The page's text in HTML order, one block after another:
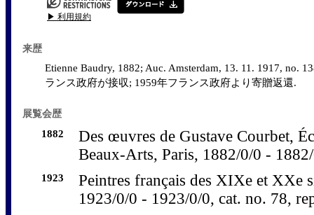
▶ 利用規約
来歴
Etienne Baudry, 1882; Auc. Amsterdam, 13. 11. 1917, no.
ランス政府が接収; 1959年フランス政府より寄贈返還.
展覧会歴
1882
Des œuvres de Gustave Courbet,
Beaux-Arts, Paris, 1882/0/0 -
1923
Peintres français des XIXe et XXe
1923/0/0 - 1923/0/0, cat. no. 78,